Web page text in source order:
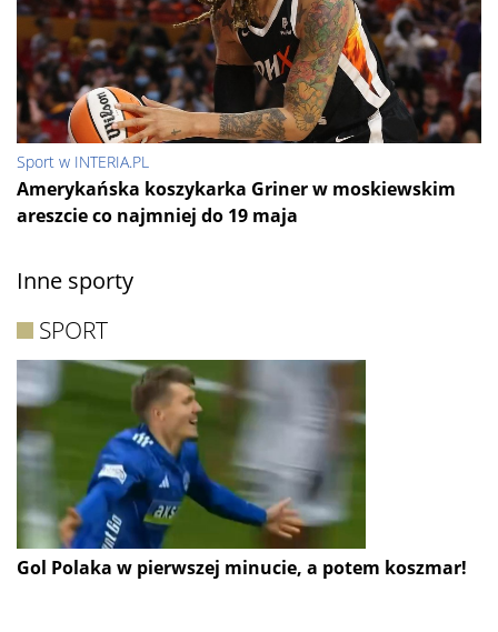
Sport w INTERIA.PL
Amerykańska koszykarka Griner w moskiewskim
areszcie co najmniej do 19 maja
Inne sporty
SPORT
Gol Polaka w pierwszej minucie, a potem koszmar!